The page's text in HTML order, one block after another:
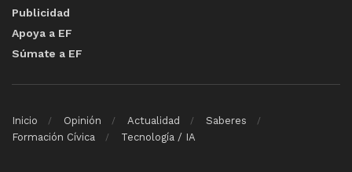
Publicidad
Apoya a EF
Súmate a EF
Inicio Opinión Actualidad
Saberes
Formación Cívica
Tecnología / IA